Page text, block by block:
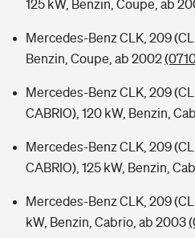
125 kW, Benzin, Coupe, ab
Mercedes-Benz CLK, 209
Benzin, Coupe, ab 2002
Mercedes-Benz CLK, 209
CABRIO), 120 kW, Benzin,
Mercedes-Benz CLK, 209
CABRIO), 125 kW, Benzin,
Mercedes-Benz CLK, 209
kW, Benzin, Cabrio, ab 2003